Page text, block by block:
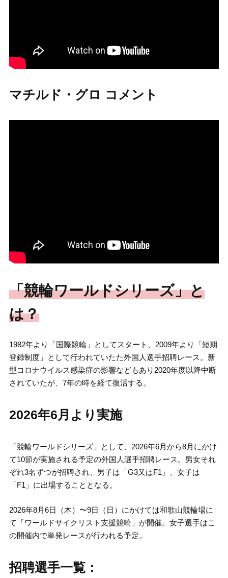
マチルド・グロ コメント
「競輪ワールドシリーズ」と
は？
1982年より「国際競輪」としてスタート、2009年より「短期
登録制度」として行われていたた外国人選手招聘レース。新
型コロナウイルス感染症の影響などもあり2020年度以降中断
されていたが、7年の時を経て復活する。
2026年6月より実施
「競輪ワールドシリーズ」として、2026年6月から8月にかけ
て10節が実施される予定の外国人選手招聘レース。男女それ
ぞれ3名ずつが招聘され、男子は「G3又はF1」、女子は
「F1」に出場することとなる。
2026年8月6日（木）〜9日（日）にかけては和歌山競輪場に
て「ワールドサイクリスト支援競輪」が開催。女子選手はこ
の開催内で単発レースが行われる予定。
招聘選手一覧：